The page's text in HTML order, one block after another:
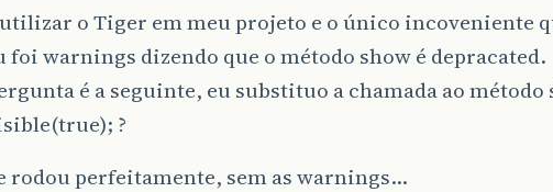
utilizar o Tiger em meu projeto e o único incoveniente
foi warnings dizendo que o método show é depracated.
é a seguinte, eu substituo a chamada ao método
?
rodou perfeitamente, sem as warnings…